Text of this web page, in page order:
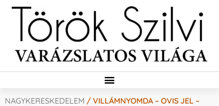
NAGYKERESKEDELEM / VILLÁMNYOMDA – OVIS JEL –